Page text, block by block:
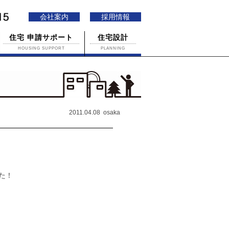
会社案内 採用情報
住宅 申請サポート
HOUSING SUPPORT
住宅設計
PLANNING
2011.04.08 osaka
！